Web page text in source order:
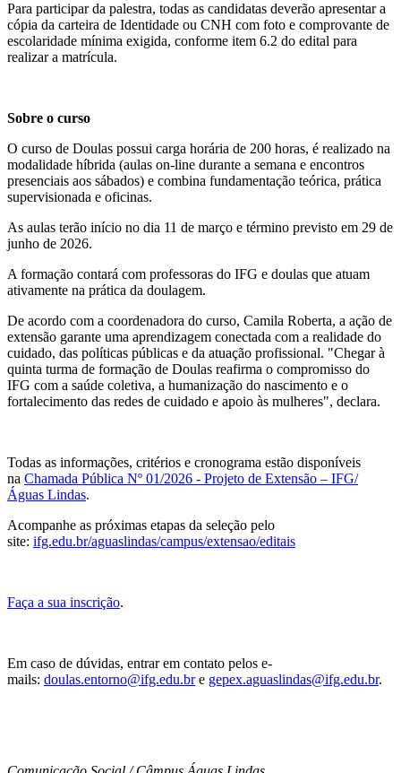
Para participar da palestra, todas as candidatas deverão apresentar a
cópia da carteira de Identidade ou CNH com foto e comprovante de
escolaridade mínima exigida, conforme item 6.2 do edital para
realizar a matrícula.
Sobre o curso
O curso de Doulas possui carga horária de 200 horas, é realizado na
modalidade híbrida (aulas on-line durante a semana e encontros
presenciais aos sábados) e combina fundamentação teórica, prática
supervisionada e oficinas.
As aulas terão início no dia 11 de março e término previsto em 29 de
junho de 2026.
A formação contará com professoras do IFG e doulas que atuam
ativamente na prática da doulagem.
De acordo com a coordenadora do curso, Camila Roberta, a ação de
extensão garante uma aprendizagem conectada com a realidade do
cuidado, das políticas públicas e da atuação profissional. "Chegar à
quinta turma de formação de Doulas reafirma o compromisso do
IFG com a saúde coletiva, a humanização do nascimento e o
fortalecimento das redes de cuidado e apoio às mulheres", declara.
Todas as informações, critérios e cronograma estão disponíveis
na Chamada Pública Nº 01/2026 - Projeto de Extensão – IFG/
Águas Lindas.
Acompanhe as próximas etapas da seleção pelo
site: ifg.edu.br/aguaslindas/campus/extensao/editais
Faça a sua inscrição.
Em caso de dúvidas, entrar em contato pelos e-
mails: doulas.entorno@ifg.edu.bre gepex.aguaslindas@ifg.edu.br.